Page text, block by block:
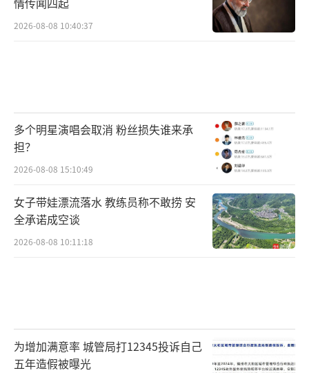
2026-08-08 10:40:37
多个明星演唱会取消 粉丝损失谁来承
担？
2026-08-08 15:10:49
女子带娃漂流落水 教练员称不敢捞 安
全承诺成空谈
2026-08-08 10:11:18
为增加满意率 城管局打12345投诉自己
五年造假被曝光